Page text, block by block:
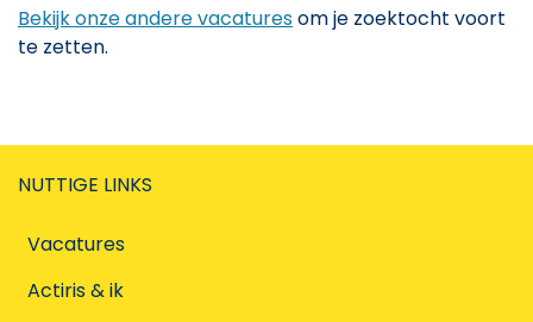
Bekijk onze andere vacaturesom je zoektocht voort
te zetten.
NUTTIGE LINKS
Vacatures
Actiris & ik